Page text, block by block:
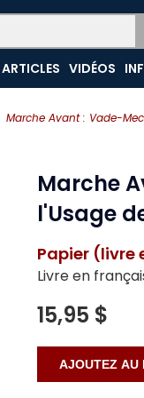
Marche Avant : Vade-
VIDÉOS
Marche
l'Usage
Papier (livre
Livre en
15,95 $